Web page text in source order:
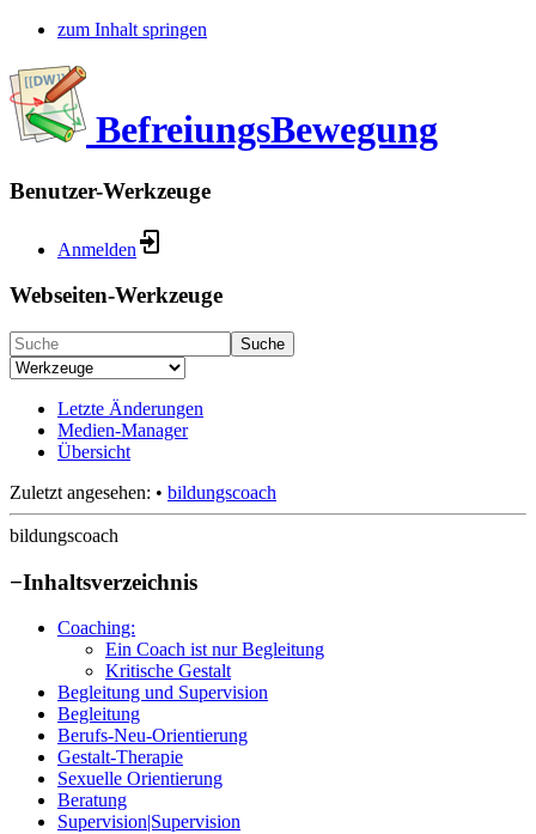
zum Inhalt springen
BefreiungsBewegung
Benutzer-Werkzeuge
Anmelden
Webseiten-Werkzeuge
Suche
Letzte Änderungen
Medien-Manager
Übersicht
Zuletzt angesehen: • bildungscoach
bildungscoach
−Inhaltsverzeichnis
Coaching:
Ein Coach ist nur Begleitung
Kritische Gestalt
Begleitung und Supervision
Begleitung
Berufs-Neu-Orientierung
Gestalt-Therapie
Sexuelle Orientierung
Beratung
Supervision|Supervision